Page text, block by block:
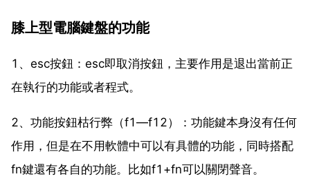
膝上型電腦鍵盤的功能
1、esc按鈕：esc即取消按鈕，主要作用是退出當前正
在執行的功能或者程式。
2、功能按鈕枯行弊（f1—f12）：功能鍵本身沒有任何
作用，但是在不用軟體中可以有具體的功能，同時搭配
fn鍵還有各自的功能。比如f1+fn可以關閉聲音。